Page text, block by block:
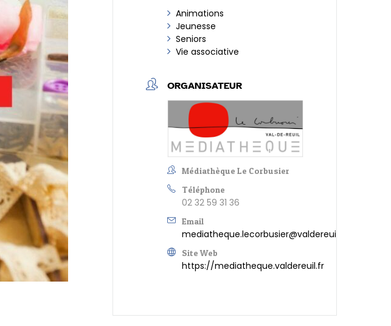
Animations
Jeunesse
Seniors
Vie associative
ORGANISATEUR
Médiathèque Le Corbusier
Téléphone
02 32 59 31 36
Email
mediatheque.lecorbusier@valdereuil.fr
Site Web
https://mediatheque.valdereuil.fr